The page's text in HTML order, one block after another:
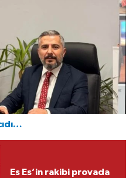
Es Es’in rakibi provada